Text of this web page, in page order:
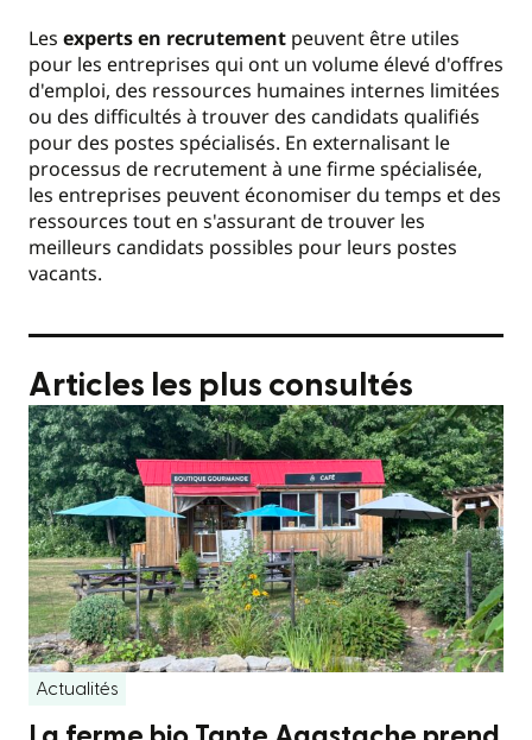
Les experts en recrutement peuvent être utiles
pour les entreprises qui ont un volume élevé d'offres
d'emploi, des ressources humaines internes limitées
ou des difficultés à trouver des candidats qualifiés
pour des postes spécialisés. En externalisant le
processus de recrutement à une firme spécialisée,
les entreprises peuvent économiser du temps et des
ressources tout en s'assurant de trouver les
meilleurs candidats possibles pour leurs postes
vacants.
Articles les plus consultés
Actualités